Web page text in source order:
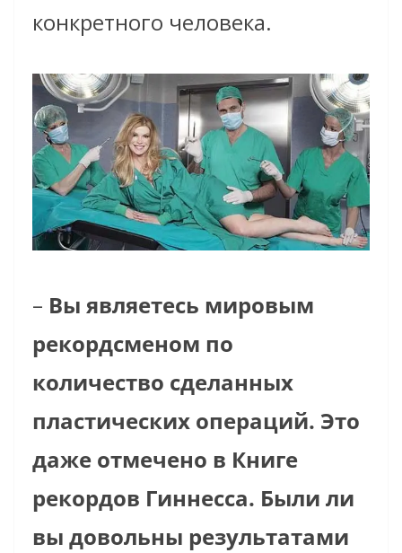
конкретного человека.
– Вы являетесь мировым
рекордсменом по
количество сделанных
пластических операций. Это
даже отмечено в Книге
рекордов Гиннесса. Были ли
вы довольны результатами